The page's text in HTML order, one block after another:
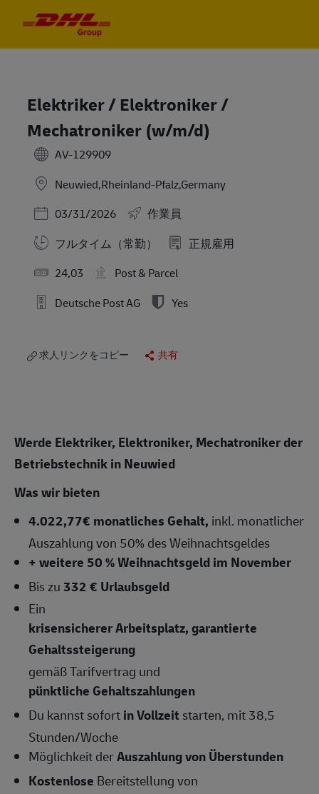
Elektriker / Elektroniker /
Mechatroniker (w/m/d)
AV-129909
Neuwied,Rheinland-Pfalz,Germany
Posted Date
03/31/2026
作業員
フルタイム（常勤）
正規雇用
24,03
Post & Parcel
Deutsche Post AG
Yes
求人リンクをコピー 共有
Werde Elektriker, Elektroniker, Mechatroniker der
Betriebstechnik in Neuwied
Was wir bieten
4.022,77€ monatliches Gehalt, inkl. monatlicher
Auszahlung von 50% des Weihnachtsgeldes
+ weitere 50 % Weihnachtsgeld im November
Bis zu332 € Urlaubsgeld
Ein
krisensicherer Arbeitsplatz, garantierte
Gehaltssteigerung
gemäß Tarifvertrag und
pünktliche Gehaltszahlungen
Du kannst sofortin Vollzeit starten, mit 38,5
Stunden/Woche
Möglichkeit derAuszahlung von Überstunden
Kostenlose Bereitstellung von